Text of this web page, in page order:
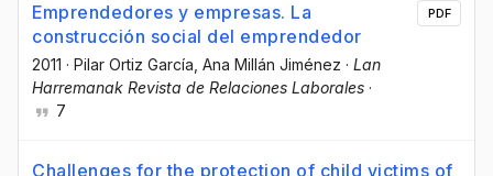
Emprendedores y empresas. La
construcción social del emprendedor
2011 · Pilar Ortiz García , Ana Millán Jiménez · Lan
Harremanak Revista de Relaciones Laborales ·
7
PDF
Challenges for the protection of child victims of